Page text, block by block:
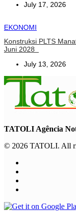
July 17, 2026
EKONOMI
Konstruksi PLTS
Juni 2028
July 13, 2026
TATOLI Agência
© 2026 TATOLI. All